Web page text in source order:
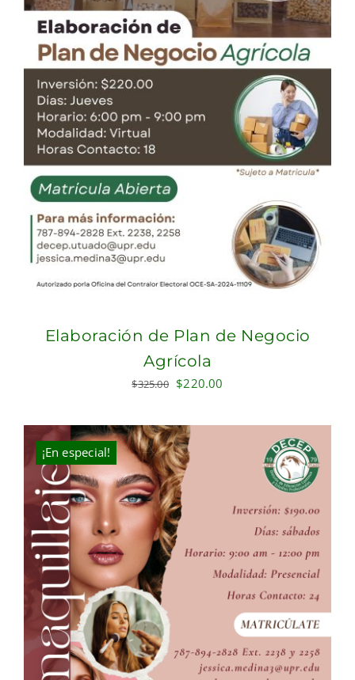
Elaboración de Plan de Negocio
Agrícola
$325.00 Original
was:
$325.00.
$220.00
is:
$220.00.
¡En especial!